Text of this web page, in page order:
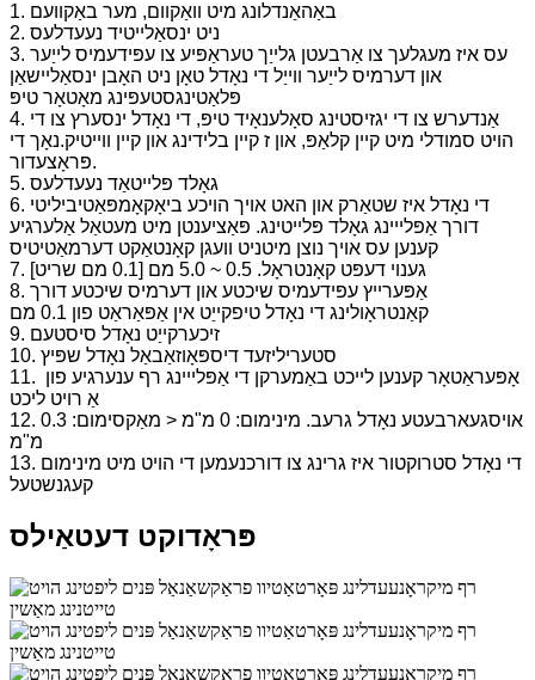
1. באַהאַנדלונג מיט וואַקוום, מער באַקוועם
2. ניט ינסאַלייטיד נעעדלעס
3. עס איז מעגלעך צו אַרבעטן גלייַך טעראַפּיע צו עפּידעמיס לייַער
און דערמיס לייַער ווייַל די נאָדל טאָן ניט האָבן ינסאַליישאַן
פּלאַטינגסטעפּינג מאָטאָר טיפּ
4. אַנדערש צו די יגזיסטינג סאָלענאָיד טיפּ, די נאָדל ינסערץ צו די
הויט סמודלי מיט קיין קלאַפּ, און ז קיין בלידינג און קיין ווייטיק.נאָך די
פּראָצעדור.
5. גאָלד פּלייטאַד נעעדלעס
6. די נאָדל איז שטאַרק און האט אויך הויכע ביאָקאָמפּאַטיביליטי
דורך אַפּלייינג גאָלד פּלייטינג. פּאַציענטן מיט מעטאַל אַלערגיע
קענען עס אויך נוצן מיטניט וועגן קאָנטאַקט דערמאַטיטיס
7. גענוי דעפּט קאָנטראָל. 0.5 ~ 5.0 מם [0.1 מם שריט]
8. אַפּערייץ עפּידעמיס שיכטע און דערמיס שיכטע דורך
קאַנטראָולינג די נאָדל טיפקייַט אין אַפּאַראַט פון 0.1 מם
9. זיכערקייַט נאָדל סיסטעם
10. סטעריליזעד דיספּאָוזאַבאַל נאָדל שפּיץ
11. אָפּעראַטאָר קענען לייכט באַמערקן די אַפּלייינג רף ענערגיע פון ​​
אַ רויט ליכט
12. אויסגעארבעטע נאָדל גרעב. מינימום: 0 מ"מ < מאַקסימום: 0.3
מ"מ
13. די נאָדל סטרוקטור איז גרינג צו דורכנעמען די הויט מיט מינימום
קעגנשטעל
פּראָדוקט דעטאַילס